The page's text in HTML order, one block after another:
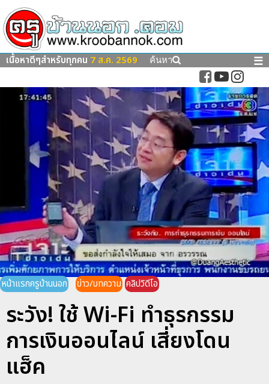
เนื้อหาดีๆสำหรับทุกคน 7 ส.ค. 2569 ค้นหา ☰
หน้าแรกครูบ้านนอก ข่าว/บทความ คลิปวิดีโอ
ระวัง! ใช้ Wi-Fi ทำธุรกรรม
การเงินออนไลน์ เสี่ยงโดน
แฮ็ค